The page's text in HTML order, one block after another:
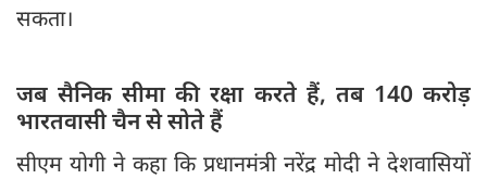
सकता।
जब सैनिक सीमा की रक्षा करते हैं, तब 140 करोड़
भारतवासी चैन से सोते हैं
सीएम योगी ने कहा कि प्रधानमंत्री नरेंद्र मोदी ने देशवासियों